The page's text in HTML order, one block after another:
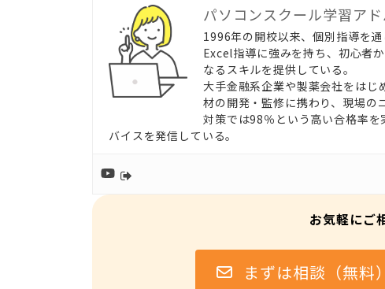
パソコンスクール学習ア
1996年の開校以来、個別指導を
Excel指導に強みを持ち、初心者
なるスキルを提供している。
大手金融系企業や製薬会社をはじ
材の開発・監修に携わり、現場の
対策では98％という高い合格率
バイスを発信している。
お気軽にご
まずは相談（無料）